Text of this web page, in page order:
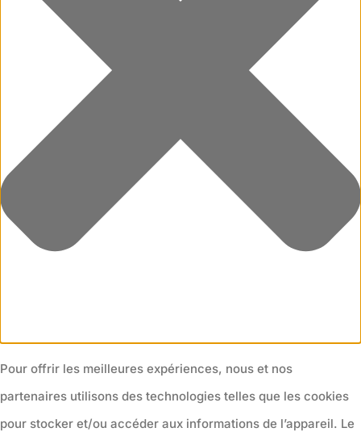
Pour offrir les meilleures expériences, nous et nos
partenaires utilisons des technologies telles que les cookies
pour stocker et/ou accéder aux informations de l’appareil. Le